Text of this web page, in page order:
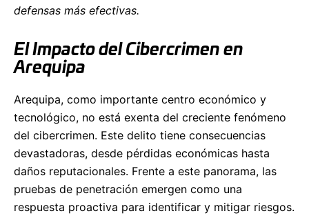
defensas más efectivas.
El Impacto del Cibercrimen en
Arequipa
Arequipa, como importante centro económico y
tecnológico, no está exenta del creciente fenómeno
del cibercrimen. Este delito tiene consecuencias
devastadoras, desde pérdidas económicas hasta
daños reputacionales. Frente a este panorama, las
pruebas de penetración emergen como una
respuesta proactiva para identificar y mitigar riesgos.